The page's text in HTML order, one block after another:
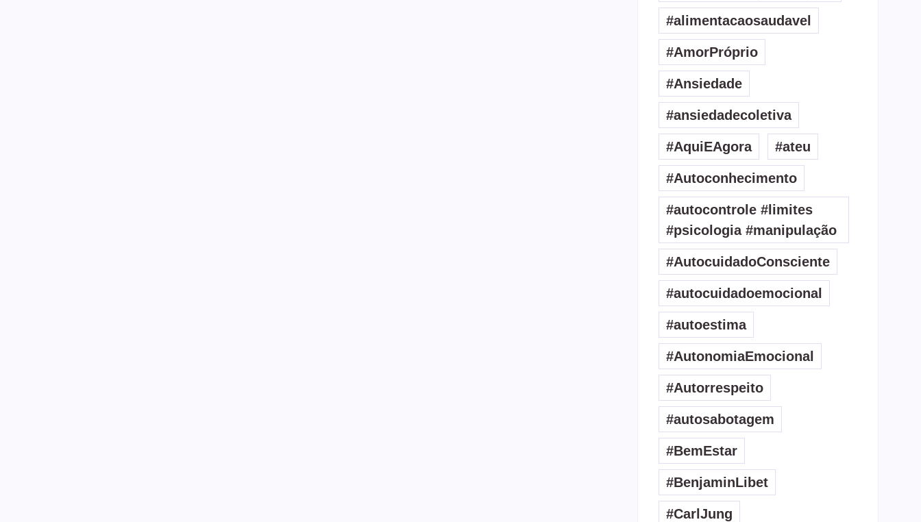
#alimentacaosaudavel
#AmorPróprio
#Ansiedade
#ansiedadecoletiva
#AquiEAgora #ateu
#Autoconhecimento
#autocontrole #limites
#psicologia #manipulação
#AutocuidadoConsciente
#autocuidadoemocional
#autoestima
#AutonomiaEmocional
#Autorrespeito
#autosabotagem
#BemEstar
#BenjaminLibet
#CarlJung